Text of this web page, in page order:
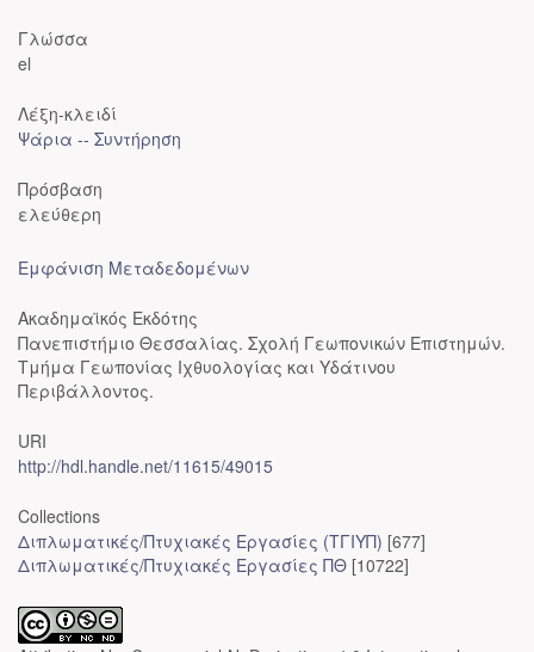
Γλώσσα
el
Λέξη-κλειδί
Ψάρια -- Συντήρηση
Πρόσβαση
ελεύθερη
Εμφάνιση Μεταδεδομένων
Ακαδημαϊκός Εκδότης
Πανεπιστήμιο Θεσσαλίας. Σχολή Γεωπονικών Επιστημών.
Τμήμα Γεωπονίας Ιχθυολογίας και Υδάτινου
Περιβάλλοντος.
URI
http://hdl.handle.net/11615/49015
Collections
Διπλωματικές/Πτυχιακές Εργασίες (ΤΓΙΥΠ) [677]
Διπλωματικές/Πτυχιακές Εργασίες ΠΘ [10722]